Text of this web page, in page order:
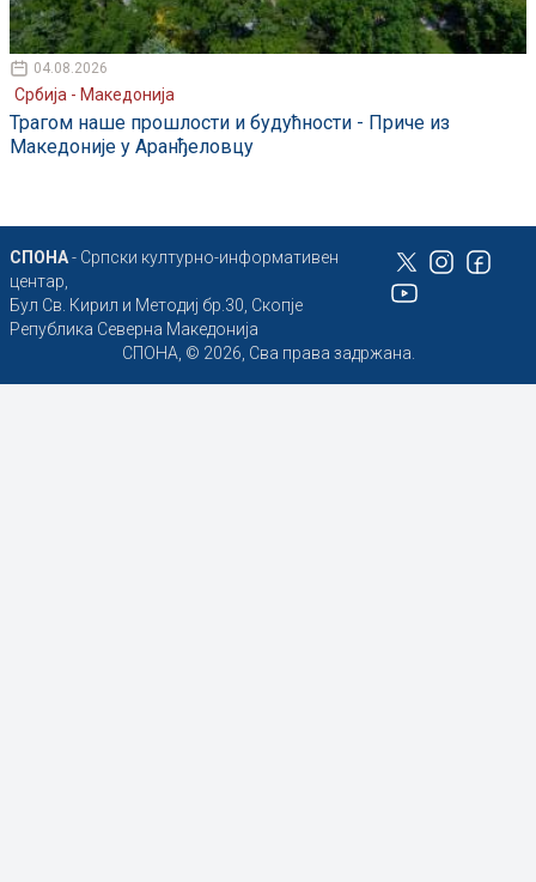
04.08.2026
Србија - Македонија
Трагом наше прошлости и будућности - Приче из
Македоније у Аранђеловцу
СПОНА- Српски културно-информативен
центар,
Бул Св. Кирил и Методиј бр.30, Скопје
Република Северна Македонија
СПОНА, © 2026, Сва права задржана.